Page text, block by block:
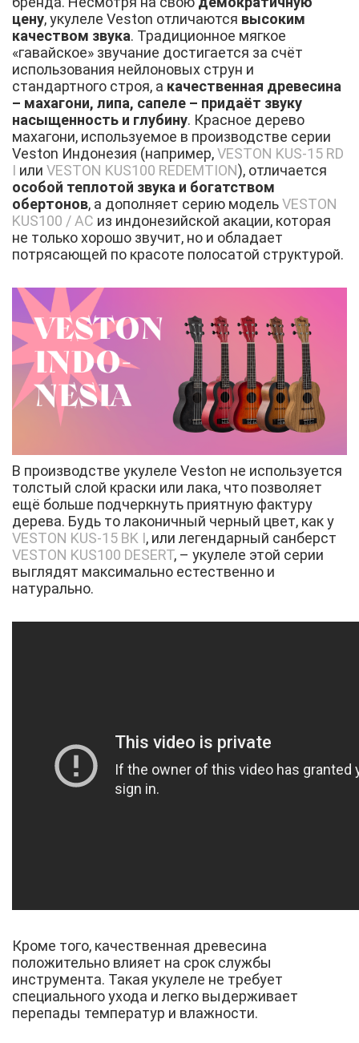
цену, укулеле Veston отличаются высоким
качеством звука. Традиционное мягкое
«гавайское» звучание достигается за счёт
использования нейлоновых струн и
стандартного строя, а качественная древесина
– махагони, липа, сапеле – придаёт звуку
насыщенность и глубину. Красное дерево
махагони, используемое в производстве серии
Veston Индонезия (например,VESTON KUS-15 RD
I или VESTON KUS100 REDEMTION), отличается
особой теплотой звука и богатством
обертонов, а дополняет серию модельVESTON
KUS100 / AC из индонезийской акации, которая
не только хорошо звучит, но и обладает
потрясающей по красоте полосатой структурой.
В производстве укулеле Veston не используется
толстый слой краски или лака, что позволяет
ещё больше подчеркнуть приятную фактуру
дерева. Будь то лаконичный черный цвет, как у
VESTON KUS-15 BK I, или легендарный санберст
VESTON KUS100 DESERT, – укулеле этой серии
выглядят максимально естественно и
натурально.
Кроме того, качественная древесина
положительно влияет на срок службы
инструмента. Такая укулеле не требует
специального ухода и легко выдерживает
перепады температур и влажности.